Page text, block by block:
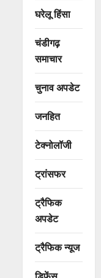
घरेलू हिंसा
चंडीगढ़
समाचार
चुनाव अपडेट
जनहित
टेक्नोलॉजी
ट्रांसफर
ट्रैफिक
अपडेट
ट्रैफिक न्यूज